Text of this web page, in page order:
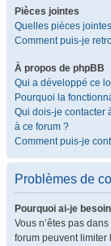
Pièces jointes
Quelles pièces
Comment puis-je
À propos de phpBB
Qui a développé ce
Pourquoi la
Qui dois-je contacter
à ce forum ?
Comment puis-je
Problèmes de
Pourquoi ai-je
Vous n’êtes pas
forum peuvent limiter